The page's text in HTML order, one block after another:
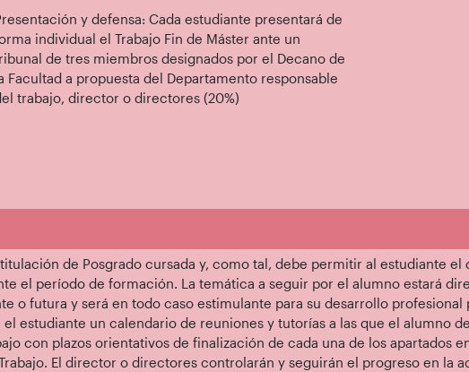
y defensa: Cada estudiante presentará de
individual el Trabajo Fin de Máster ante un
de tres miembros designados por el Decano de
Facultad a propuesta del Departamento responsable
trabajo, director o directores (20%)
de Posgrado cursada y, como tal, debe permitir al estudiante el
el período de formación. La temática a seguir por el alumno estará
o futura y será en todo caso estimulante para su desarrollo profesional
estudiante un calendario de reuniones y tutorías a las que el alumno
con plazos orientativos de finalización de cada una de los apartados
El director o directores controlarán y seguirán el progreso en la